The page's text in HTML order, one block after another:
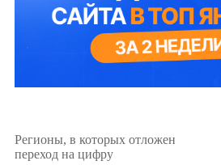
Регионы, в которых отложен
переход на цифру